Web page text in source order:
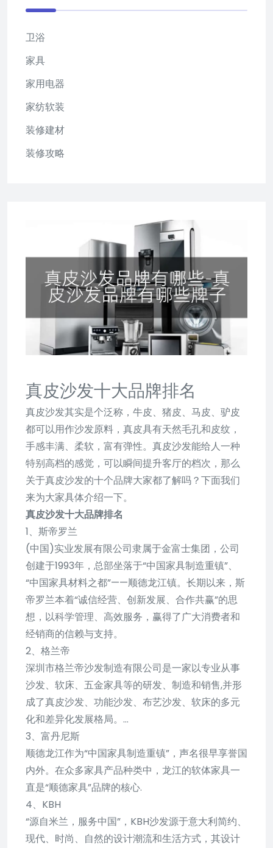
真皮沙发十大品牌排名
真皮沙发其实是个泛称，牛皮、猪皮、马皮、驴皮
都可以用作沙发原料，真皮具有天然毛孔和皮纹，
手感丰满、柔软，富有弹性。真皮沙发能给人一种
特别高档的感觉，可以瞬间提升客厅的档次，那么
关于真皮沙发的十个品牌大家都了解吗？下面我们
来为大家具体介绍一下。
真皮沙发十大品牌排名
1、斯帝罗兰
(中国)实业发展有限公司隶属于金富士集团，公司
创建于1993年，总部坐落于“中国家具制造重镇”、
“中国家具材料之都”——顺德龙江镇。长期以来，斯
帝罗兰本着“诚信经营、创新发展、合作共赢”的思
想，以科学管理、高效服务，赢得了广大消费者和
经销商的信赖与支持。
2、格兰帝
深圳市格兰帝沙发制造有限公司是一家以专业从事
沙发、软床、五金家具等的研发、制造和销售,并形
成了真皮沙发、功能沙发、布艺沙发、软床的多元
化和差异化发展格局。…
3、富丹尼斯
顺德龙江作为“中国家具制造重镇”，声名很早享誉国
内外。在众多家具产品种类中，龙江的软体家具一
直是“顺德家具”品牌的核心.
4、KBH
“源自米兰，服务中国”，KBH沙发源于意大利简约、
现代、时尚、自然的设计潮流和生活方式，其设计
卫浴
家具
家用电器
家纺软装
装修建材
装修攻略